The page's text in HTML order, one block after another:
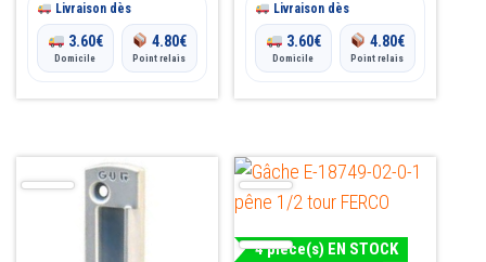
Livraison dès
3.60€
Domicile
4.80€
Point relais
Livraison dès
3.60€
Domicile
4.80€
Point relais
4 pièce(s) EN STOCK